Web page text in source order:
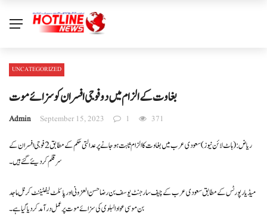
UNCATEGORIZED
بغاوت کے الزام میں دو فوجی افسران کو سزائے موت
Admin September 15, 2023 1 371
ریاض: ( ہاٹ لائن نیوز) سعودی عرب میں بغاوت کا الزام ثابت ہوجانے پر عدالتی حکم کے مطابق 2 فوجی افسران کے
سر قلم کر دیئے گئے ہیں ۔
میڈیا رپورٹس کے مطابق سعودی عرب کے چیف سارجنٹ یوسف بن رضا حسن العزونی اور پائلٹ لیفٹیننٹ کرنل ماجد
بن موسی عواد البلوی کی سزائے موت پر عمل درآمد کر دیا گیا ہے ۔